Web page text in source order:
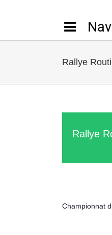
Rallye
Rallye
Championnat